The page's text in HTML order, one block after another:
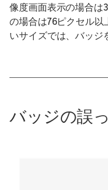
像度画面表示の場合は
の場合は76ピクセル以
いサイズでは、バッジ
バッジの誤